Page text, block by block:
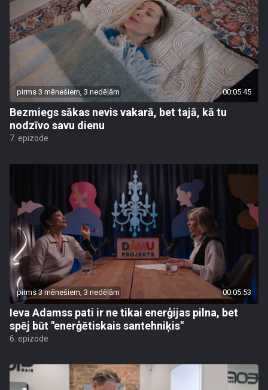
pirms 3 mēnešiem, 3 nedēļām 00:05:45
Bezmiegs sākas nevis vakarā, bet tajā, kā tu
nodzīvo savu dienu
7. epizode
pirms 3 mēnešiem, 3 nedēļām 00:05:53
Ieva Adamss pati ir ne tikai enerģijas pilna, bet
spēj būt "enerģētiskais santehniķis"
6. epizode